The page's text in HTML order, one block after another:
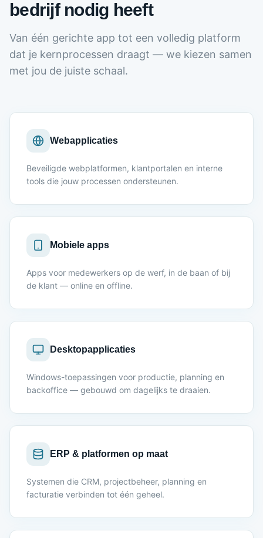
bedrijf nodig heeft
Van één gerichte app tot een volledig platform
dat je kernprocessen draagt — we kiezen samen
met jou de juiste schaal.
Webapplicaties
Beveiligde webplatformen, klantportalen en interne
tools die jouw processen ondersteunen.
Mobiele apps
Apps voor medewerkers op de werf, in de baan of bij
de klant — online en offline.
Desktopapplicaties
Windows-toepassingen voor productie, planning en
backoffice — gebouwd om dagelijks te draaien.
ERP & platformen op maat
Systemen die CRM, projectbeheer, planning en
facturatie verbinden tot één geheel.